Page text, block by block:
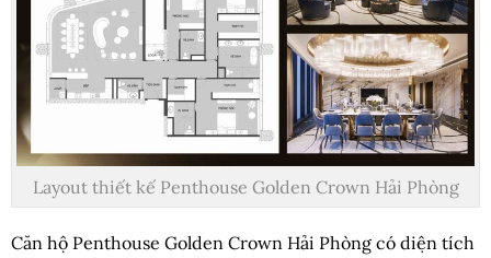
Layout thiết kế Penthouse Golden Crown Hải Phòng
Căn hộ Penthouse Golden Crown Hải Phòng có diện tích